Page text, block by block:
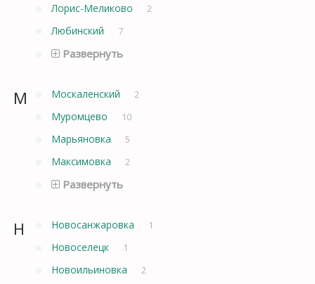
Лорис-Меликово 2
Любинский 7
Развернуть
М Москаленский 2
Муромцево 10
Марьяновка 5
Максимовка 2
Развернуть
Н Новосанжаровка 1
Новоселецк 1
Новоильиновка 2